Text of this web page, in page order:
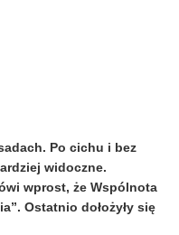
Po cichu i bez
widoczne.
wprost, że Wspólnota
Ostatnio dołożyły się